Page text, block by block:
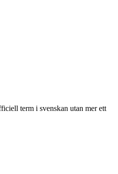
term i svenskan utan mer ett